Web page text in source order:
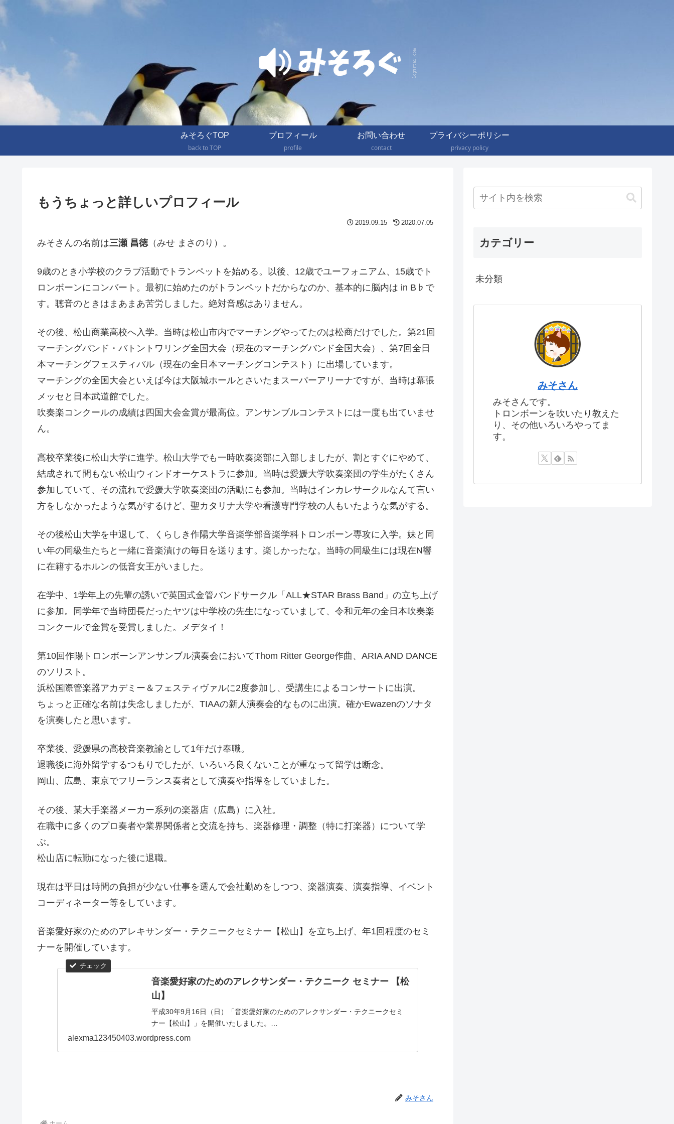
みそろぐTOP
back to TOP
プロフィール
profile
お問い合わせ
contact
プライバシーポリシー
privacy policy
もうちょっと詳しいプロフィール
2019.09.15 2020.07.05
みそさんの名前は三瀬 昌徳（みせ まさのり）。
9歳のとき小学校のクラブ活動でトランペットを始める。以後、12歳でユーフォニアム、15歳でト
ロンボーンにコンバート。最初に始めたのがトランペットだからなのか、基本的に脳内は in B♭で
す。聴音のときはまあまあ苦労しました。絶対音感はありません。
その後、松山商業高校へ入学。当時は松山市内でマーチングやってたのは松商だけでした。第21回
マーチングバンド・バトントワリング全国大会（現在のマーチングバンド全国大会）、第7回全日
本マーチングフェスティバル（現在の全日本マーチングコンテスト）に出場しています。
マーチングの全国大会といえば今は大阪城ホールとさいたまスーパーアリーナですが、当時は幕張
メッセと日本武道館でした。
吹奏楽コンクールの成績は四国大会金賞が最高位。アンサンブルコンテストには一度も出ていませ
ん。
高校卒業後に松山大学に進学。松山大学でも一時吹奏楽部に入部しましたが、割とすぐにやめて、
結成されて間もない松山ウィンドオーケストラに参加。当時は愛媛大学吹奏楽団の学生がたくさん
参加していて、その流れで愛媛大学吹奏楽団の活動にも参加。当時はインカレサークルなんて言い
方をしなかったような気がするけど、聖カタリナ大学や看護専門学校の人もいたような気がする。
その後松山大学を中退して、くらしき作陽大学音楽学部音楽学科トロンボーン専攻に入学。妹と同
い年の同級生たちと一緒に音楽漬けの毎日を送ります。楽しかったな。当時の同級生には現在N響
に在籍するホルンの低音女王がいました。
在学中、1学年上の先輩の誘いで英国式金管バンドサークル「ALL★STAR Brass Band」の立ち上げ
に参加。同学年で当時団長だったヤツは中学校の先生になっていまして、令和元年の全日本吹奏楽
コンクールで金賞を受賞しました。メデタイ！
第10回作陽トロンボーンアンサンブル演奏会においてThom Ritter George作曲、ARIA AND DANCE
のソリスト。
浜松国際管楽器アカデミー＆フェスティヴァルに2度参加し、受講生によるコンサートに出演。
ちょっと正確な名前は失念しましたが、TIAAの新人演奏会的なものに出演。確かEwazenのソナタ
を演奏したと思います。
卒業後、愛媛県の高校音楽教諭として1年だけ奉職。
退職後に海外留学するつもりでしたが、いろいろ良くないことが重なって留学は断念。
岡山、広島、東京でフリーランス奏者として演奏や指導をしていました。
その後、某大手楽器メーカー系列の楽器店（広島）に入社。
在職中に多くのプロ奏者や業界関係者と交流を持ち、楽器修理・調整（特に打楽器）について学
ぶ。
松山店に転勤になった後に退職。
現在は平日は時間の負担が少ない仕事を選んで会社勤めをしつつ、楽器演奏、演奏指導、イベント
コーディネーター等をしています。
音楽愛好家のためのアレキサンダー・テクニークセミナー【松山】を立ち上げ、年1回程度のセミ
ナーを開催しています。
音楽愛好家のためのアレクサンダー・テクニーク セミナー 【松
山】
平成30年9月16日（日）「音楽愛好家のためのアレクサンダー・テクニークセミ
ナー【松山】」を開催いたしました。…
alexma123450403.wordpress.com
みそさん
カテゴリー
未分類
みそさん
みそさんです。
トロンボーンを吹いたり教えた
り、その他いろいろやってま
す。